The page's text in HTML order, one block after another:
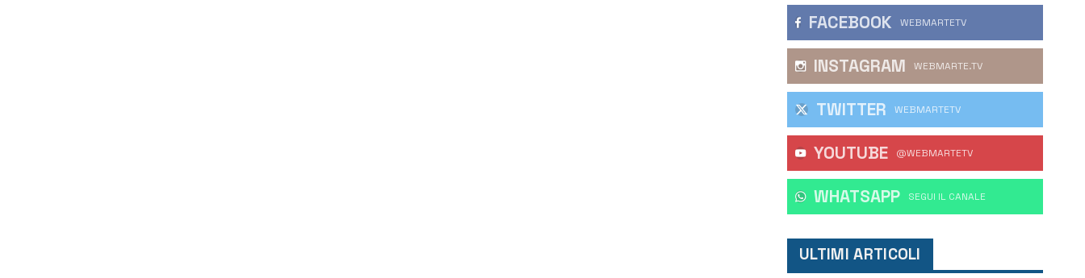
FACEBOOK WEBMARTETV
INSTAGRAM WEBMARTE.TV
TWITTER WEBMARTETV
YOUTUBE @WEBMARTETV
WHATSAPP ‎SEGUI IL CANALE
ULTIMI ARTICOLI